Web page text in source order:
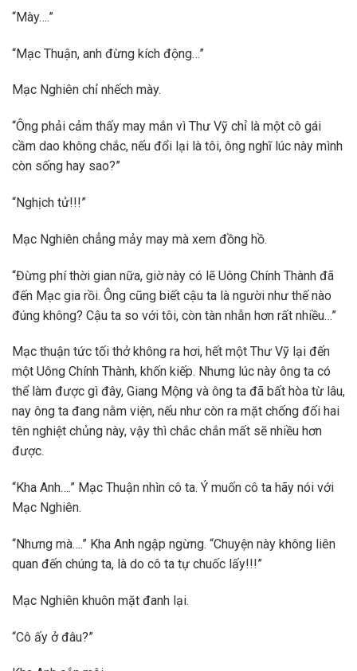
“Mày….”
“Mạc Thuận, anh đừng kích động…”
Mạc Nghiên chỉ nhếch mày.
“Ông phải cảm thấy may mắn vì Thư Vỹ chỉ là một cô gái
cầm dao không chắc, nếu đổi lại là tôi, ông nghĩ lúc này mình
còn sống hay sao?”
“Nghịch tử!!!”
Mạc Nghiên chẳng mảy may mà xem đồng hồ.
“Đừng phí thời gian nữa, giờ này có lẽ Uông Chính Thành đã
đến Mạc gia rồi. Ông cũng biết cậu ta là người như thế nào
đúng không? Cậu ta so với tôi, còn tàn nhẫn hơn rất nhiều…”
Mạc thuận tức tối thở không ra hơi, hết một Thư Vỹ lại đến
một Uông Chính Thành, khốn kiếp. Nhưng lúc này ông ta có
thể làm được gì đây, Giang Mộng và ông ta đã bất hòa từ lâu,
nay ông ta đang nằm viện, nếu như còn ra mặt chống đối hai
tên nghiệt chủng này, vậy thì chắc chắn mất sẽ nhiều hơn
được.
“Kha Anh….” Mạc Thuận nhìn cô ta. Ý muốn cô ta hãy nói với
Mạc Nghiên.
“Nhưng mà….” Kha Anh ngập ngừng. “Chuyện này không liên
quan đến chúng ta, là do cô ta tự chuốc lấy!!!”
Mạc Nghiên khuôn mặt đanh lại.
“Cô ấy ở đâu?”